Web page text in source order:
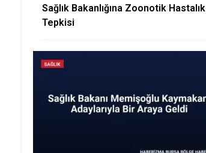
Sağlık Bakanlığına Zoonotik Hastalık
Tepkisi